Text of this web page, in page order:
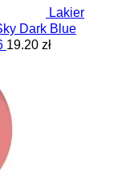
Lakier
Dark Blue
19.20 zł